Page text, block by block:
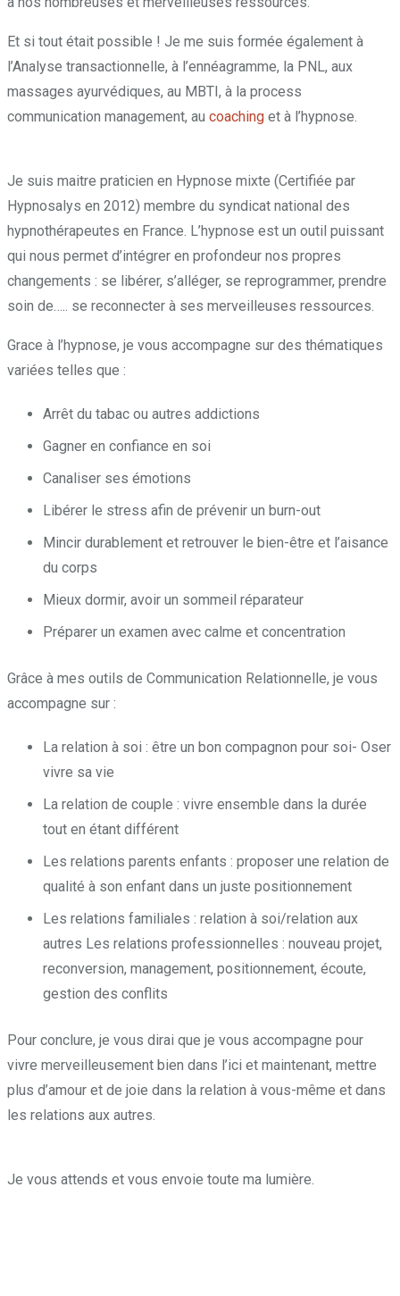
Et si tout était possible ! Je me suis formée également à
l’Analyse transactionnelle, à l’ennéagramme, la PNL, aux
massages ayurvédiques, au MBTI, à la process
communication management, au coaching et à l’hypnose.
Je suis maitre praticien en Hypnose mixte (Certifiée par
Hypnosalys en 2012) membre du syndicat national des
hypnothérapeutes en France. L’hypnose est un outil puissant
qui nous permet d’intégrer en profondeur nos propres
changements : se libérer, s’alléger, se reprogrammer, prendre
soin de….. se reconnecter à ses merveilleuses ressources.
Grace à l’hypnose, je vous accompagne sur des thématiques
variées telles que :
Arrêt du tabac ou autres addictions
Gagner en confiance en soi
Canaliser ses émotions
Libérer le stress afin de prévenir un burn-out
Mincir durablement et retrouver le bien-être et l’aisance
du corps
Mieux dormir, avoir un sommeil réparateur
Préparer un examen avec calme et concentration
Grâce à mes outils de Communication Relationnelle, je vous
accompagne sur :
La relation à soi : être un bon compagnon pour soi- Oser
vivre sa vie
La relation de couple : vivre ensemble dans la durée
tout en étant différent
Les relations parents enfants : proposer une relation de
qualité à son enfant dans un juste positionnement
Les relations familiales : relation à soi/relation aux
autres Les relations professionnelles : nouveau projet,
reconversion, management, positionnement, écoute,
gestion des conflits
Pour conclure, je vous dirai que je vous accompagne pour
vivre merveilleusement bien dans l’ici et maintenant, mettre
plus d’amour et de joie dans la relation à vous-même et dans
les relations aux autres.
Je vous attends et vous envoie toute ma lumière.